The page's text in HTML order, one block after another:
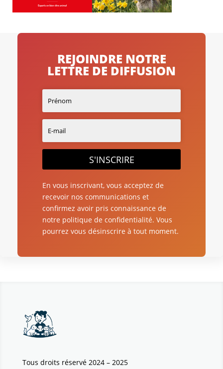
REJOINDRE NOTRE
LETTRE DE DIFFUSION
S'INSCRIRE
En vous inscrivant, vous acceptez de
recevoir nos communications et
confirmez avoir pris connaissance de
notre politique de confidentialité. Vous
pourrez vous désinscrire à tout moment.
Tous droits réservé 2024 – 2025